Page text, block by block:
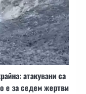
атакувани са
е за седем жертви